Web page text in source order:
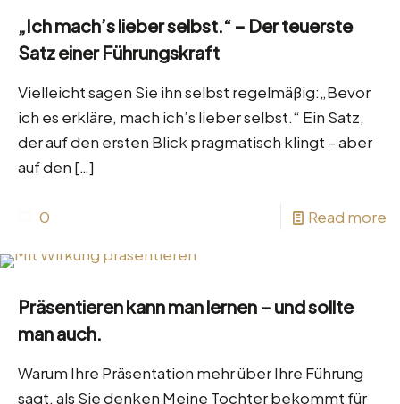
„Ich mach’s lieber selbst.“ – Der teuerste
Satz einer Führungskraft
Vielleicht sagen Sie ihn selbst regelmäßig:„Bevor
ich es erkläre, mach ich’s lieber selbst.“ Ein Satz,
der auf den ersten Blick pragmatisch klingt – aber
auf den […]
0 Read more
Präsentieren kann man lernen – und sollte
man auch.
Warum Ihre Präsentation mehr über Ihre Führung
sagt, als Sie denken Meine Tochter bekommt für